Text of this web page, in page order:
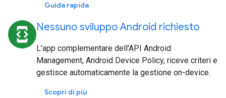
Guida rapida
developer_mode Nessuno sviluppo Android richiesto
L'app complementare dell'API Android
Management, Android Device Policy, riceve criteri e
gestisce automaticamente la gestione on-device.
Scopri di più